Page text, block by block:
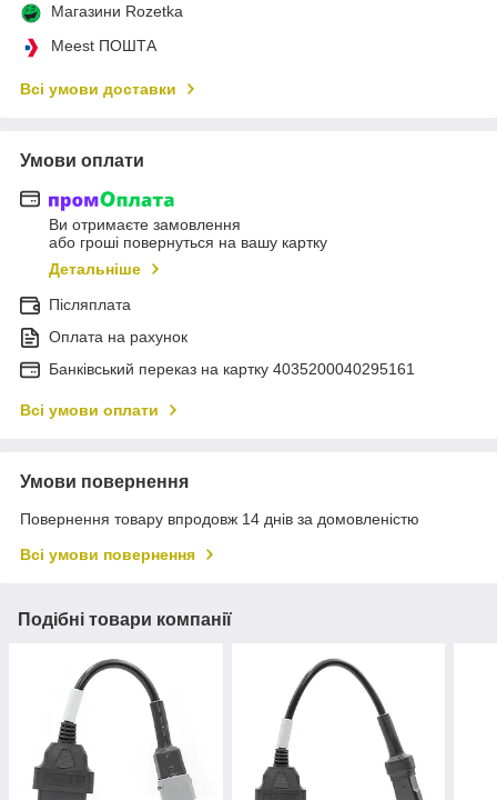
Магазини Rozetka
Meest ПОШТА
Всі умови доставки
Умови оплати
Ви отримаєте замовлення
або гроші повернуться на вашу картку
Детальніше
Післяплата
Оплата на рахунок
Банківський переказ на картку 4035200040295161
Всі умови оплати
Умови повернення
Повернення товару впродовж 14 днів за домовленістю
Всі умови повернення
Подібні товари компанії